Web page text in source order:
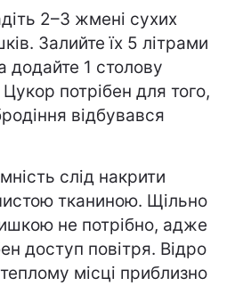
2–3 жмені сухих
Залийте їх 5 літрами
додайте 1 столову
потрібен для того,
відбувався
слід накрити
тканиною. Щільно
не потрібно, адже
доступ повітря. Відро
місці приблизно